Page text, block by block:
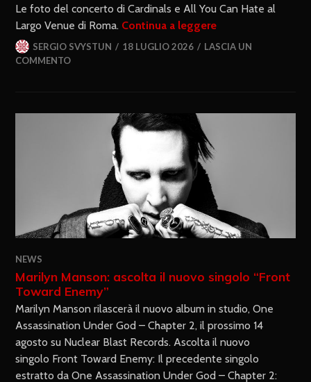
Le foto del concerto di Cardinals e All You Can Hate al
Largo Venue di Roma. Continua a leggere
SERGIO SVYSTUN 18 LUGLIO 2026
LASCIA UN
COMMENTO
NEWS
Marilyn Manson: ascolta il nuovo singolo “Front
Toward Enemy”
Marilyn Manson rilascerà il nuovo album in studio, One
Assassination Under God – Chapter 2, il prossimo 14
agosto su Nuclear Blast Records. Ascolta il nuovo
singolo Front Toward Enemy: Il precedente singolo
estratto da One Assassination Under God – Chapter 2: